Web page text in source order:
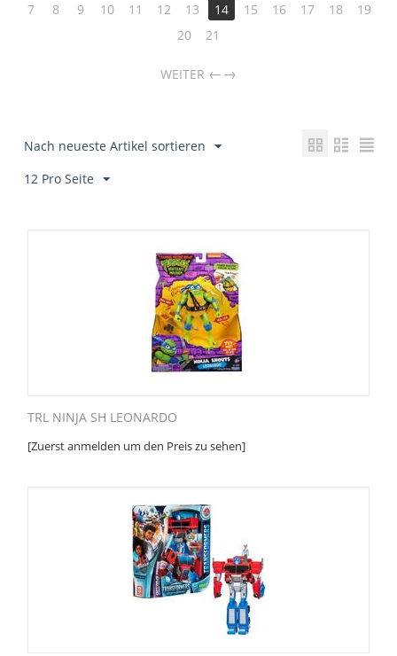
7 8 9 10 11 12 13 14 15 16 17 18
19
20
21
WEITER →
Nach neueste Artikel sortieren
12 Pro Seite
TRL NINJA SH LEONARDO
[Zuerst anmelden um den Preis zu sehen]